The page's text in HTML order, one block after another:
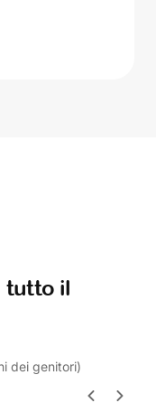
tutto il
dei genitori)